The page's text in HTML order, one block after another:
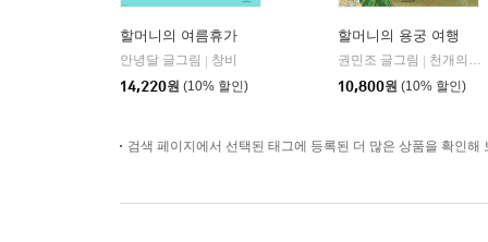
할머니의 여름휴가
안녕달 글그림
창비
14,220원 (10% 할인)
할머니의 용궁 여행
권민조 글그림
천개의바람
10,800원 (10% 할인)
검색 페이지에서 선택된 태그에 등록된 더 많은 상품을 확인해